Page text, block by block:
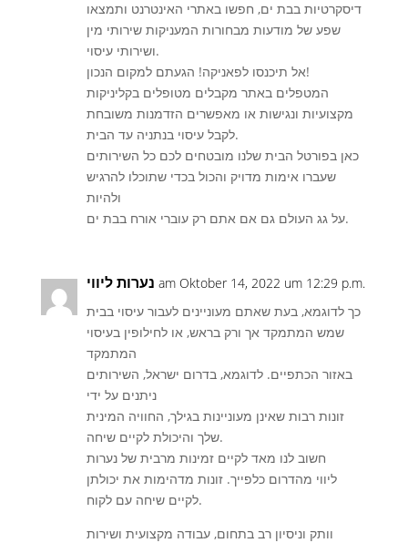
דיסקרטיות בבת ים, חפשו באתרי האינטרנט ותמצאו
שפע של מודעות מבחורות המעניקות שירותי מין
ושירותי עיסוי.
אל תיכנסו לפאניקה! הגעתם למקום הנכון!
המטפלים באתר מקבלים מטופלים בקליניקות
מקצועיות ונגישות או מאפשרים הזדמנות משובחת
לקבל עיסוי בנתניה עד הבית.
כאן בפורטל הבית שלנו מובטחים לכם כל השירותים
שעברו אימות מדויק והכול בכדי שתוכלו להרגיש
ולהיות
על גג העולם גם אם אתם רק עוברי אורח בבת ים.
נערות ליווי am Oktober 14, 2022 um 12:29 p.m.
כך לדוגמא, בעת שאתם מעוניינים לעבור עיסוי בבית
שמש המתמקד אך ורק בראש, או לחילופין בעיסוי
המתמקד
באזור הכתפיים. לדוגמא, בדרום ישראל, השירותים
ניתנים על ידי
זונות רבות שאינן מעוניינות בגילך, החוויה המינית
שלך והיכולת לקיים שיחה.
חשוב לנו מאד לקיים זמינות מרבית של נערות
ליווי מהדרום כלפייך. זונות מדהימות את יכולתן
לקיים שיחה עם לקוח.
וותק וניסיון רב בתחום, עבודה מקצועית ושירות